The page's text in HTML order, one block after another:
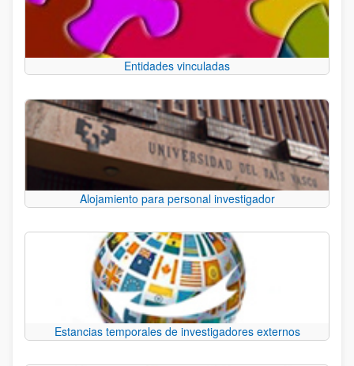
Entidades vinculadas
Alojamiento para personal investigador
Estancias temporales de investigadores externos